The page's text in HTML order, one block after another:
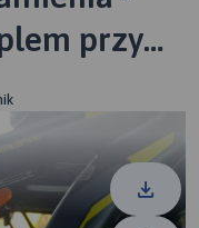
przy